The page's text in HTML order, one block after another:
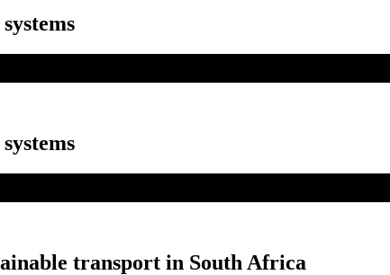
transport in South Africa